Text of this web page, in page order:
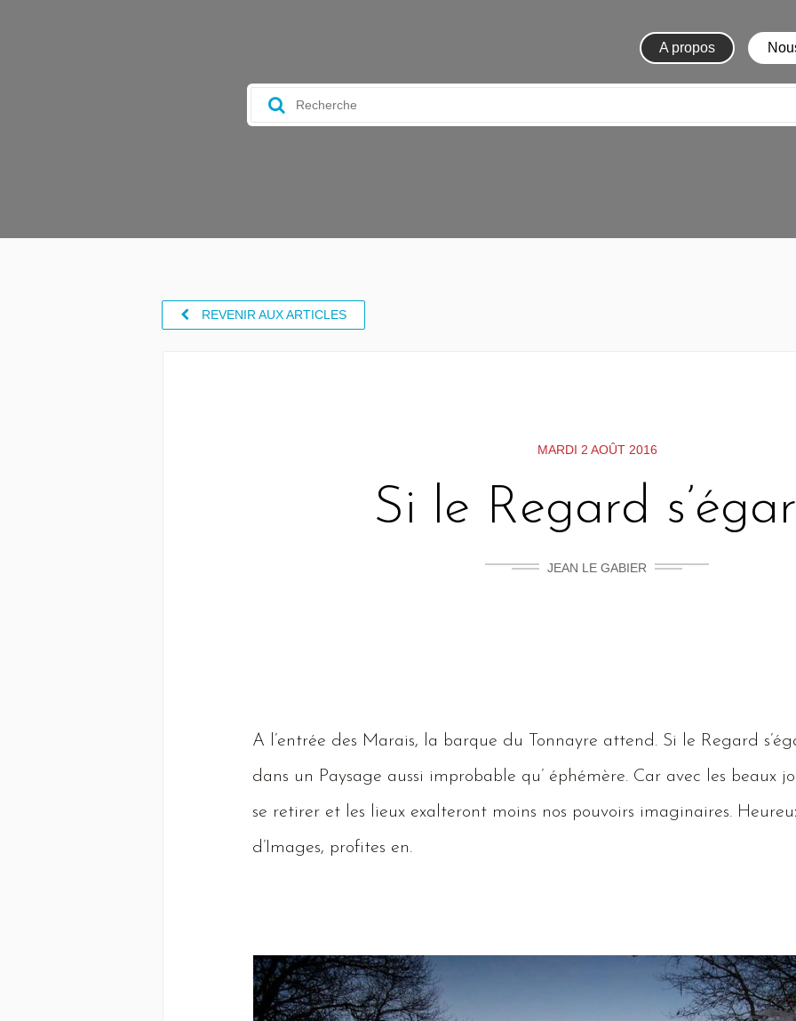
A propos
REVENIR AUX ARTICLES
MARDI 2 AOÛT 2016
Si le Regard
JEAN LE GABIER
A l’entrée des Marais, la barque du Tonnayre attend. Si le Regard
dans un Paysage aussi improbable qu’ éphémère. Car avec les beaux
se retirer et les lieux exalteront moins nos pouvoirs imaginaires.
d’Images, profites en.